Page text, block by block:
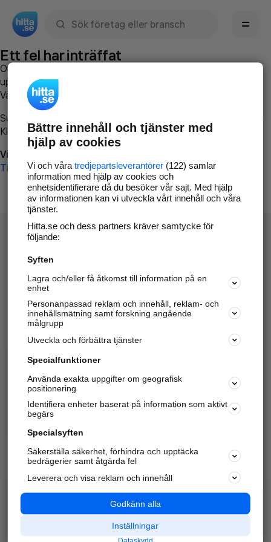
Ett fel har inträffat
Om du vill kan du
uppstod så att vi lättare och snabbare kan avhjälpa det.
Vänligen försök med följande:
Surfa till
Klicka påTillbaka-knappen i webbläsaren och försök igen
Vi beklagar besväret!
Till startsidan
Hitta.se - Gratis nummerupplysning.
Sök företag, personer och platser.
Hitta telefonnummer, adresser, företagsinfo mm.
Marknadsför företaget
Kom igång och annonsera mot
samarbetspartners nära dig.
Alla kategorier
Populära sökningar
API & Kartor
Annonsera
Integritet
Nödnummer
Bättre innehåll och tjänster med
hjälp av cookies
Vi och våra tredjepartsleverantörer(122) samlar
information med hjälp av cookies och
enhetsidentifierare då du besöker vår sajt. Med hjälp
av informationen kan vi utveckla vårt innehåll och våra
tjänster.
Hitta.se och dess partners kräver samtycke för
följande:
Syften
Lagra och/eller få åtkomst till information på en
enhet
Personanpassad reklam och innehåll, reklam- och
innehållsmätning samt forskning angående
målgrupp
Utveckla och förbättra tjänster
Specialfunktioner
Använda exakta uppgifter om geografisk
positionering
Identifiera enheter baserat på information som aktivt
begärs
Specialsyften
Säkerställa säkerhet, förhindra och upptäcka
bedrägerier samt åtgärda fel
Leverera och visa reklam och innehåll
Godkänn alla
Inställningar
Dataskydd